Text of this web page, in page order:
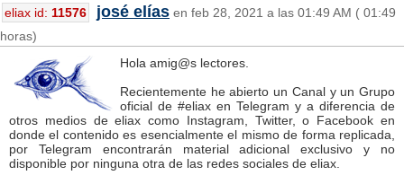
eliax id: 11576 josé elías en feb 28, 2021 a las 01:49 AM ( 01:49
horas)
Hola amig@s lectores.
Recientemente he abierto un Canal y un Grupo
oficial de #eliax en Telegram y a diferencia de
otros medios de eliax como Instagram, Twitter, o Facebook en
donde el contenido es esencialmente el mismo de forma replicada,
por Telegram encontrarán material adicional exclusivo y no
disponible por ninguna otra de las redes sociales de eliax.